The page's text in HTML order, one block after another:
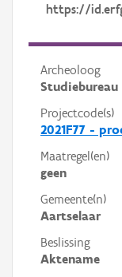
https://
Archeoloog
Projectcode(s)
2021F77 -
Maatregel(en)
geen
Gemeente(n)
Aartselaar
Beslissing
Aktename